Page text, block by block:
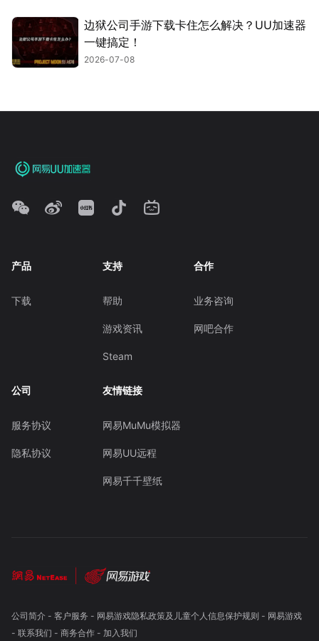
边狱公司手游下载卡住怎么解决？UU加速器
一键搞定！
2026-07-08
产品
下载
支持
帮助
游戏资讯
Steam
合作
业务咨询
网吧合作
公司
服务协议
隐私协议
友情链接
网易MuMu模拟器
网易UU远程
网易千千壁纸
公司简介- 客户服务 - 网易游戏隐私政策及儿童个人信息保护规则 - 网易游戏
- 联系我们 - 商务合作- 加入我们